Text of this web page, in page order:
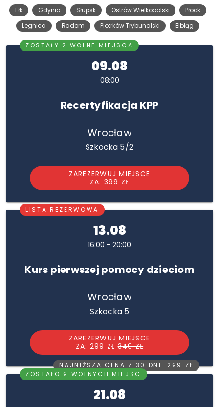
Ełk
Gdynia Słupsk Ostrów Wielkopolski
Płock
Legnica
Radom Piotrków Trybunalski Elbląg
ZOSTAŁY 2 WOLNE MIEJSCA
09.08
08:00
Recertyfikacja KPP
Wrocław
Szkocka 5/2
ZAREZERWUJ MIEJSCE
ZA: 399 ZŁ
LISTA REZERWOWA
13.08
16:00 - 20:00
Kurs pierwszej pomocy dzieciom
Wrocław
Szkocka 5
ZAREZERWUJ MIEJSCE
ZA: 299 ZŁ349 ZŁ
NAJNIŻSZA CENA Z 30 DNI: 299 ZŁ
ZOSTAŁO 9 WOLNYCH MIEJSC
21.08